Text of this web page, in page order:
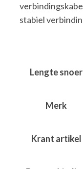
stabiel
Lengte snoer
Merk
Krant artikel